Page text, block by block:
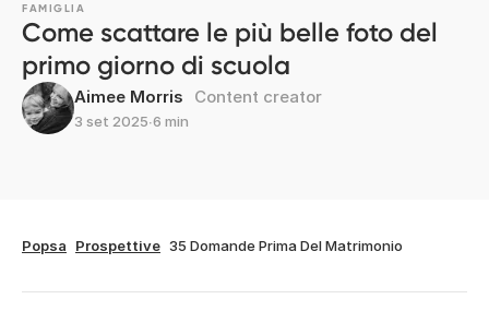
FAMIGLIA
Come scattare le più belle foto del
primo giorno di scuola
Aimee Morris Content creator
3 set 2025∙6 min
Popsa Prospettive 35 Domande Prima Del Matrimonio